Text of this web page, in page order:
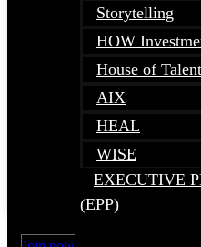
Storytelling
HOW
House of
AIX
HEAL
WISE
EXECUTIVE
(EPP)